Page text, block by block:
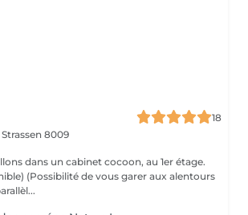
18
Strassen 8009
dans un cabinet cocoon, au 1er étage.
alentours